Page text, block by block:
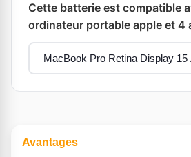
Cette batterie est compatible
ordinateur portable apple et 4
Avantages